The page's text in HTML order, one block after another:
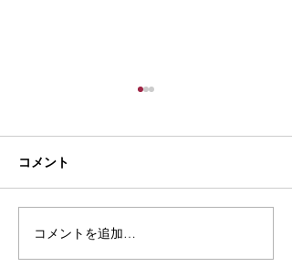
【入荷】YAMAHA
C3L（中古）
コメント
コメントを追加…